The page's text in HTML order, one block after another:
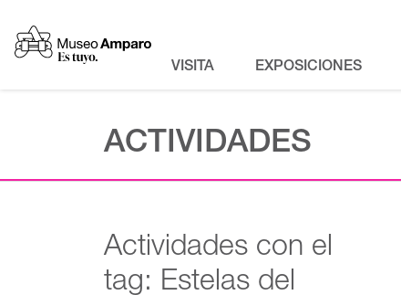
VISITA EXPOSICIONES
ACTIVIDADES
Actividades con el
tag: Estelas del